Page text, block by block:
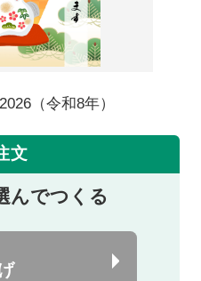
（令和8年）
文
んでつくる